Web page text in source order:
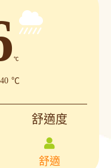
℃
℃
舒適度
舒適